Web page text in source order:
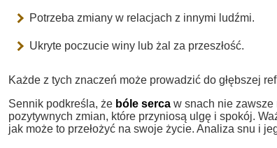
Potrzeba zmiany w relacjach z innymi ludźmi.
Ukryte poczucie winy lub żal za przeszłość.
Każde z tych znaczeń może prowadzić do głębszej
Sennik podkreśla, że bóle serca w snach nie
pozytywnych zmian, które przyniosą ulgę i spokój.
jak może to przełożyć na swoje życie. Analiza snu i